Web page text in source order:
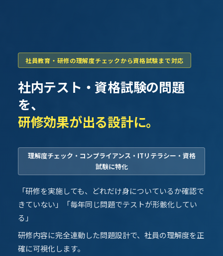
社員教育・研修の理解度チェックから資格試験まで対応
社内テスト・資格試験の問題
を、
研修効果が出る設計に。
理解度チェック・コンプライアンス・ITリテラシー・資格
試験に特化
「研修を実施しても、どれだけ身についているか確認で
きていない」「毎年同じ問題でテストが形骸化してい
る」
研修内容に完全連動した問題設計で、社員の理解度を正
確に可視化します。